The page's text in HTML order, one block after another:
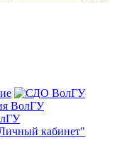
ВолГУ
кабинет"